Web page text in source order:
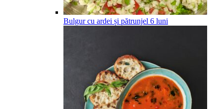
Bulgur cu ardei și pătrunjel 6 luni